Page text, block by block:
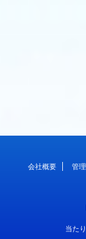
会社概要 管
当た